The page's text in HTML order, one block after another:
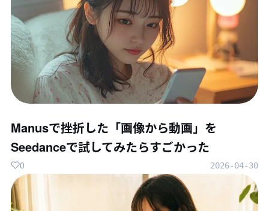
Manusで挫折した「画像から動画」を
Seedanceで試してみたらすごかった
2026-04-30
0